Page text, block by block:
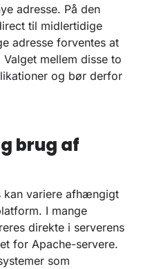
adresse. På den
til midlertidige
adresse forventes at
mellem disse to
og bør derfor
brug af
kan variere afhængigt
I mange
direkte i serverens
for Apache-servere.
som